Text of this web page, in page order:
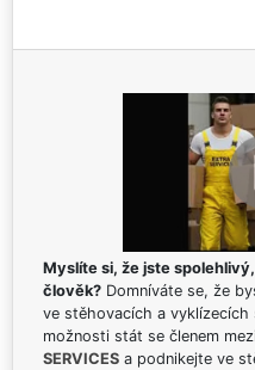
Myslíte si, že jste
člověk? Domníváte se, že
ve stěhovacích a vyklízecích
možnosti stát se členem
SERVICES a podnikejte ve